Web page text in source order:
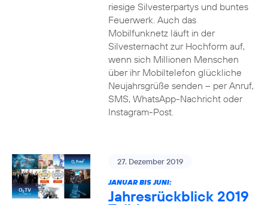
riesige Silvesterpartys und buntes
Feuerwerk. Auch das
Mobilfunknetz läuft in der
Silvesternacht zur Hochform auf,
wenn sich Millionen Menschen
über ihr Mobiltelefon glückliche
Neujahrsgrüße senden – per Anruf,
SMS, WhatsApp-Nachricht oder
Instagram-Post.
27. Dezember 2019
JANUAR BIS JUNI:
Jahresrückblick 2019